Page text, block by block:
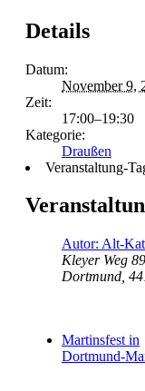
Details
Datum:
November 9,
Zeit:
17:00–19:30
Kategorie:
Draußen
Veranstaltung-
Autor: Alt-
Kleyer Weg 89
Dortmund
Martinsfest in
Dortmund-